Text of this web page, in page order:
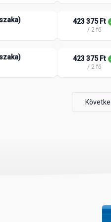
423 375 Ft
/ 2 fő
423 375 Ft
/ 2 fő